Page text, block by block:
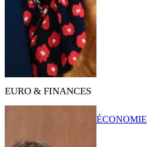
EURO & FINANCES
ÉCONOMIE